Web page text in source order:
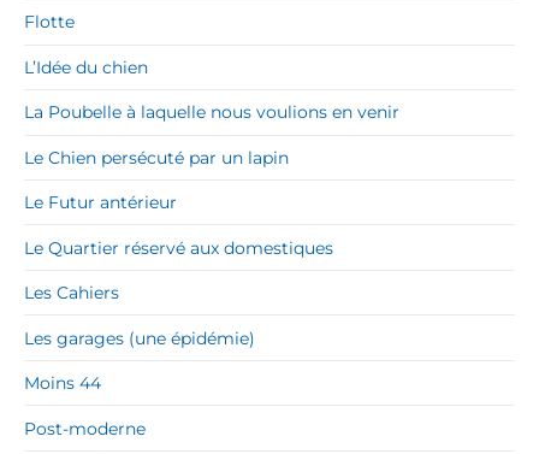
Flotte
L’Idée du chien
La Poubelle à laquelle nous voulions en venir
Le Chien persécuté par un lapin
Le Futur antérieur
Le Quartier réservé aux domestiques
Les Cahiers
Les garages (une épidémie)
Moins 44
Post-moderne